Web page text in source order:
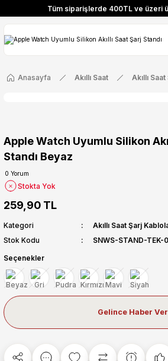
Tüm siparişlerde 400TL ve üzeri
Özel! YENI10 koduyla 400 TL ve üzeri
Tüm siparişlerde 400TL ve üzeri
Özel! YENI10 koduyla 400 TL ve üzeri
Anasayfa Akıllı Saat Akıllı
Apple Watch Uyumlu Silikon
Standı Beyaz
0 Yorum
Stokta Yok
259,90 TL
Kategori
Akıllı Saat Şarj
Stok Kodu
SNWS-STAND-TEK-
Seçenekler
Gelince Haber Ver